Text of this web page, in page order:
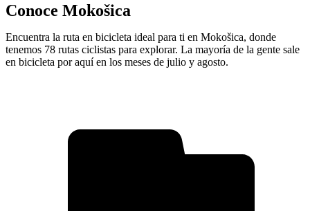
Conoce Mokošica
Encuentra la ruta en bicicleta ideal para ti en Mokošica, donde
tenemos 78 rutas ciclistas para explorar. La mayoría de la gente sale
en bicicleta por aquí en los meses de julio y agosto.